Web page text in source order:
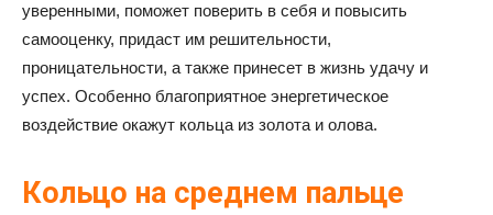
уверенными, поможет поверить в себя и повысить
самооценку, придаст им решительности,
проницательности, а также принесет в жизнь удачу и
успех. Особенно благоприятное энергетическое
воздействие окажут кольца из золота и олова.
Кольцо на среднем пальце